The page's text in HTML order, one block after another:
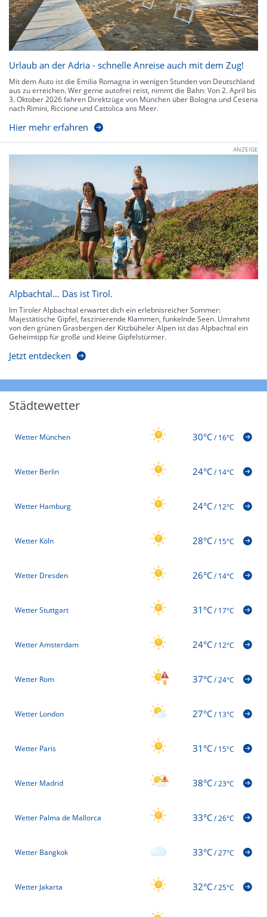
Urlaub an der Adria - schnelle Anreise auch mit dem Zug!
Mit dem Auto ist die Emilia Romagna in wenigen Stunden von Deutschland
aus zu erreichen. Wer gerne autofrei reist, nimmt die Bahn: Von 2. April bis
3. Oktober 2026 fahren Direktzüge von München über Bologna und Cesena
nach Rimini, Riccione und Cattolica ans Meer.
Hier mehr erfahren
ANZEIGE
Alpbachtal… Das ist Tirol.
Im Tiroler Alpbachtal erwartet dich ein erlebnisreicher Sommer:
Majestätische Gipfel, faszinierende Klammen, funkelnde Seen. Umrahmt
von den grünen Grasbergen der Kitzbüheler Alpen ist das Alpbachtal ein
Geheimtipp für große und kleine Gipfelstürmer.
Jetzt entdecken
Städtewetter
Wetter München 30°C/16°C
Wetter Berlin 24°C/14°C
Wetter Hamburg 24°C/12°C
Wetter Köln 28°C/15°C
Wetter Dresden 26°C/14°C
Wetter Stuttgart 31°C/17°C
Wetter Amsterdam 24°C/12°C
Wetter Rom 37°C/24°C
Wetter London 27°C/13°C
Wetter Paris 31°C/15°C
Wetter Madrid 38°C/23°C
Wetter Palma de Mallorca 33°C/26°C
Wetter Bangkok 33°C/27°C
Wetter Jakarta 32°C/25°C